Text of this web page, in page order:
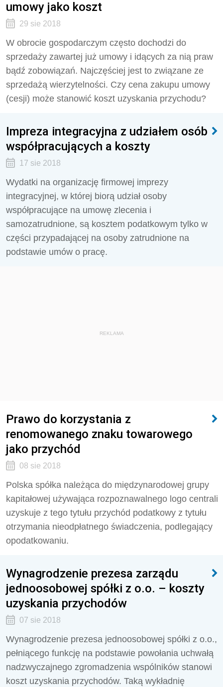
umowy jako koszt
29 sie 2018
W obrocie gospodarczym często dochodzi do
sprzedaży zawartej już umowy i idących za nią praw
bądź zobowiązań. Najczęściej jest to związane ze
sprzedażą wierzytelności. Czy cena zakupu umowy
(cesji) może stanowić koszt uzyskania przychodu?
Impreza integracyjna z udziałem osób
współpracujących a koszty
17 sie 2018
Wydatki na organizację firmowej imprezy
integracyjnej, w której biorą udział osoby
współpracujące na umowę zlecenia i
samozatrudnione, są kosztem podatkowym tylko w
części przypadającej na osoby zatrudnione na
podstawie umów o pracę.
REKLAMA
Prawo do korzystania z
renomowanego znaku towarowego
jako przychód
08 sie 2018
Polska spółka należąca do międzynarodowej grupy
kapitałowej używająca rozpoznawalnego logo centrali
uzyskuje z tego tytułu przychód podatkowy z tytułu
otrzymania nieodpłatnego świadczenia, podlegający
opodatkowaniu.
Wynagrodzenie prezesa zarządu
jednoosobowej spółki z o.o. – koszty
uzyskania przychodów
07 sie 2018
Wynagrodzenie prezesa jednoosobowej spółki z o.o.,
pełniącego funkcję na podstawie powołania uchwałą
nadzwyczajnego zgromadzenia wspólników stanowi
koszt uzyskania przychodów. Taką wykładnię